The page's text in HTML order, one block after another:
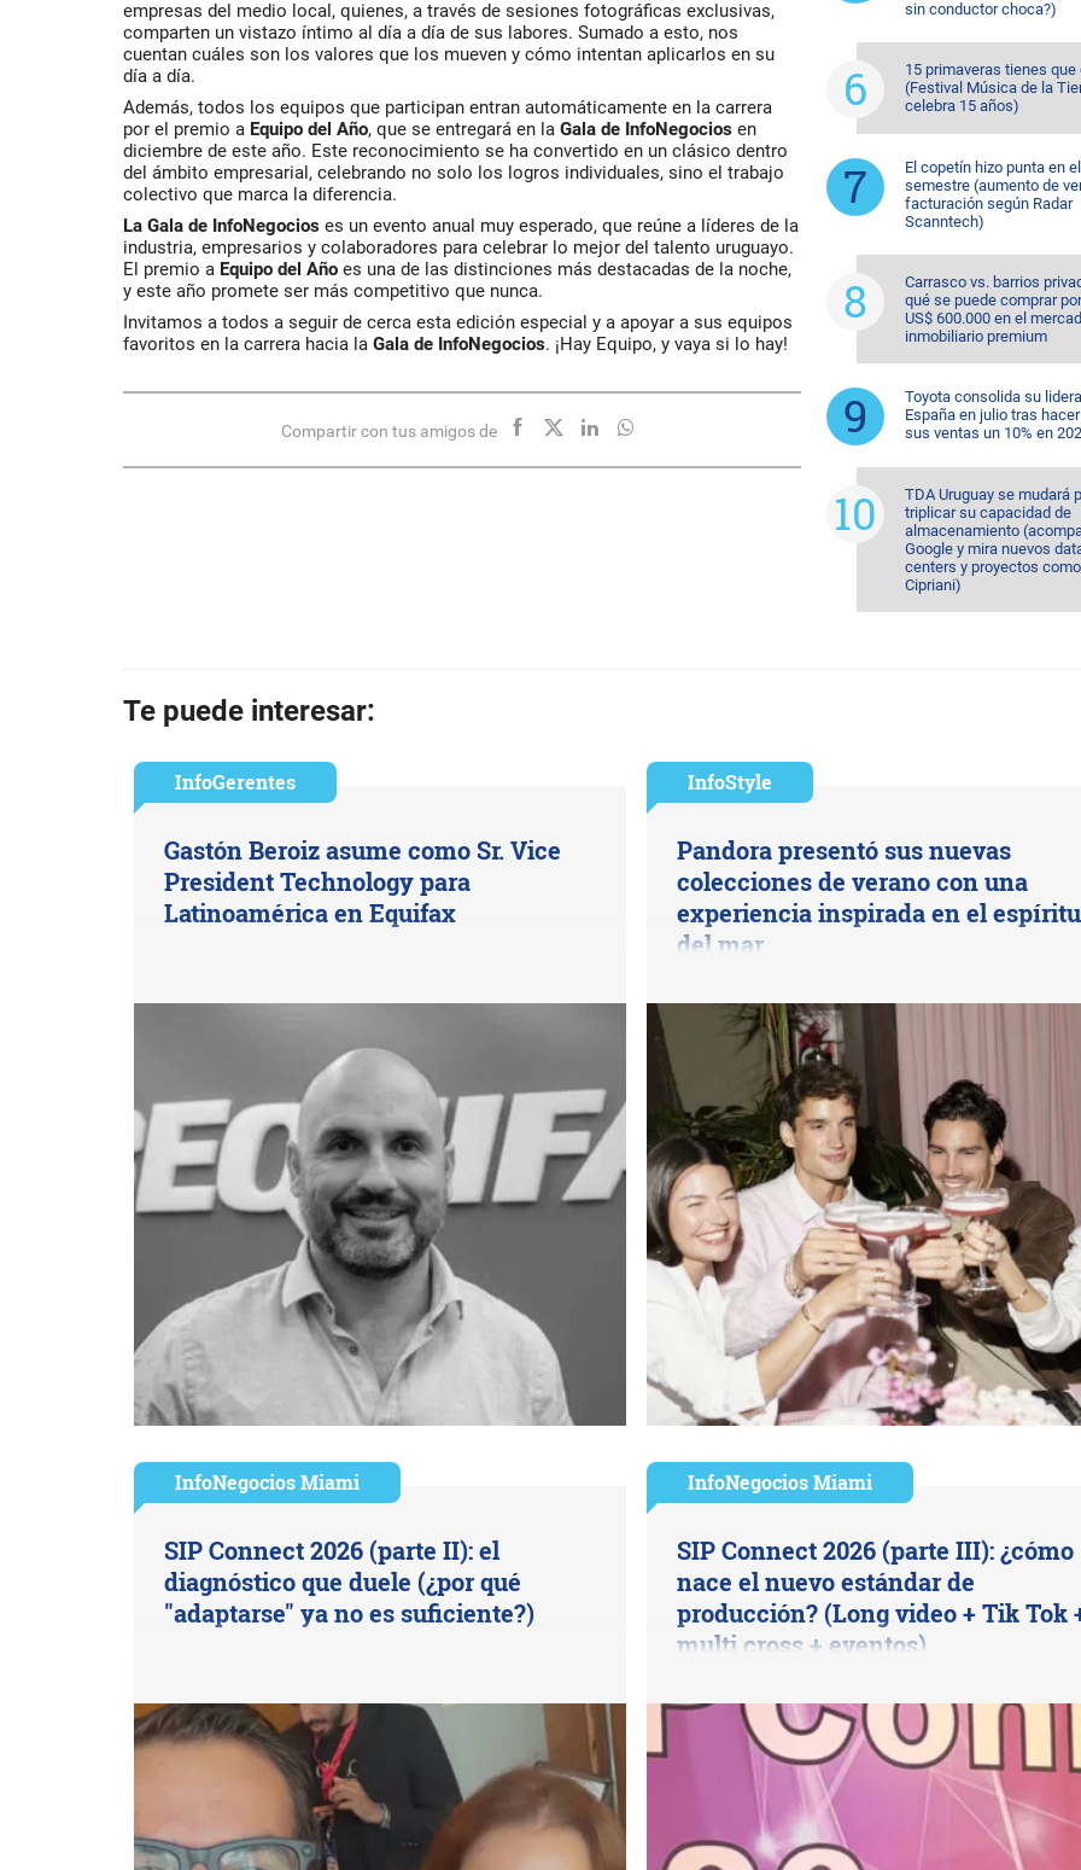
empresas del medio local, quienes, a través de sesiones fotográficas exclusivas,
comparten un vistazo íntimo al día a día de sus labores. Sumado a esto, nos
cuentan cuáles son los valores que los mueven y cómo intentan aplicarlos en su
día a día.
Además, todos los equipos que participan entran automáticamente en la carrera
por el premio a Equipo del Año, que se entregará en la Gala de InfoNegocios en
diciembre de este año. Este reconocimiento se ha convertido en un clásico dentro
del ámbito empresarial, celebrando no solo los logros individuales, sino el trabajo
colectivo que marca la diferencia.
La Gala de InfoNegocios es un evento anual muy esperado, que reúne a líderes de la
industria, empresarios y colaboradores para celebrar lo mejor del talento uruguayo.
El premio a Equipo del Año es una de las distinciones más destacadas de la noche,
y este año promete ser más competitivo que nunca.
Invitamos a todos a seguir de cerca esta edición especial y a apoyar a sus equipos
favoritos en la carrera hacia la Gala de InfoNegocios. ¡Hay Equipo, y vaya si lo hay!
Compartir con tus amigos de
sin conductor choca?)
15 primaveras tienes que
(Festival Música de la
celebra 15 años)
El copetín hizo punta en
semestre (aumento de
facturación según Radar
Scanntech)
Carrasco vs. barrios
qué se puede comprar
US$ 600.000 en el
inmobiliario premium
Toyota consolida su
España en julio tras
sus ventas un 10% en
TDA Uruguay se mudará
triplicar su capacidad de
almacenamiento
Google y mira nuevos
centers y proyectos como
Cipriani)
Te puede interesar:
InfoGerentes
Gastón Beroiz asume como Sr. Vice
President Technology para
Latinoamérica en Equifax
InfoStyle
Pandora presentó sus nuevas
colecciones de verano con una
experiencia inspirada en el espíritu
del mar
InfoNegocios Miami
SIP Connect 2026 (parte II): el
diagnóstico que duele (¿por qué
"adaptarse" ya no es suficiente?)
InfoNegocios Miami
SIP Connect 2026 (parte III): ¿cómo
nace el nuevo estándar de
producción? (Long video + Tik Tok
multi cross + eventos)